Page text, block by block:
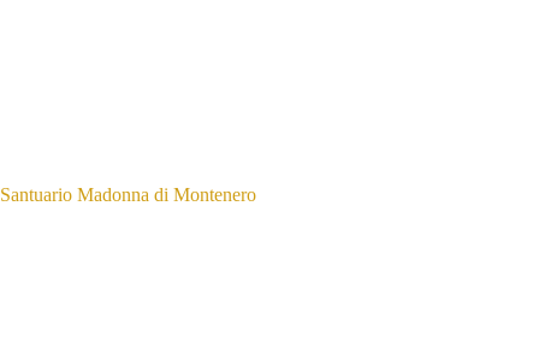
Santuario Madonna di Montenero